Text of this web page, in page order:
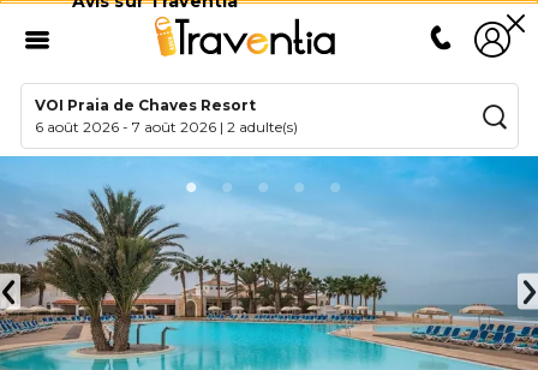
VOI Praia de Chaves Resort
6 août 2026 -7 août 2026 |2 adulte(s)